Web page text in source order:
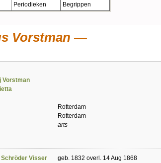
Periodieken Begrippen
Vorstman
Vorstman
Rotterdam
Rotterdam
arts
Visser
geb. 1832 overl. 14 Aug 1868